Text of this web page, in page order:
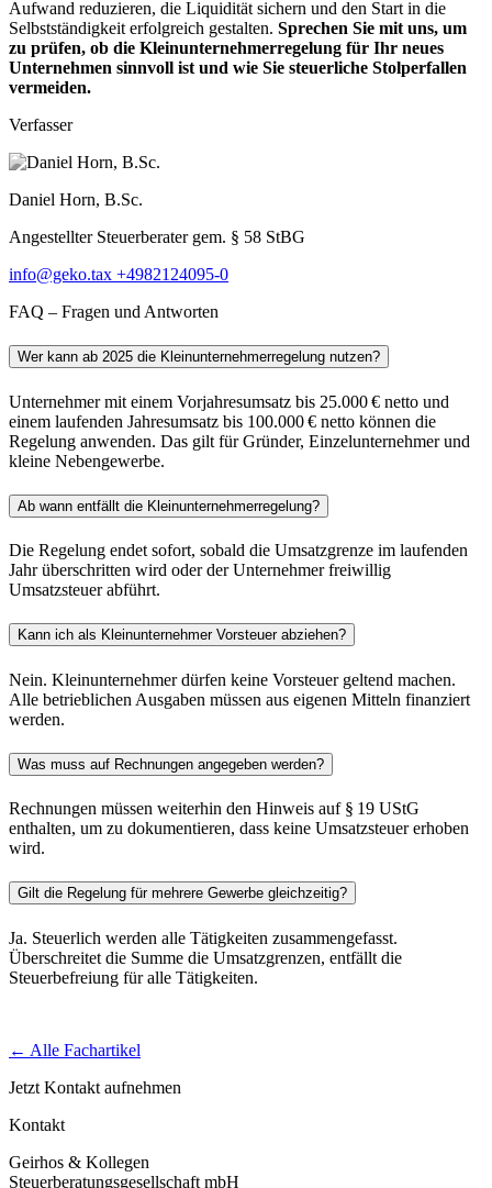
Aufwand reduzieren, die Liquidität sichern und den Start in die
Selbstständigkeit erfolgreich gestalten. Sprechen Sie mit uns, um
zu prüfen, ob die Kleinunternehmerregelung für Ihr neues
Unternehmen sinnvoll ist und wie Sie steuerliche Stolperfallen
vermeiden.
Verfasser
Daniel Horn, B.Sc.
Angestellter Steuerberater gem. § 58 StBG
info@geko.tax +4982124095-0
FAQ – Fragen und Antworten
Wer kann ab 2025 die Kleinunternehmerregelung nutzen?
Unternehmer mit einem Vorjahresumsatz bis 25.000 € netto und
einem laufenden Jahresumsatz bis 100.000 € netto können die
Regelung anwenden. Das gilt für Gründer, Einzelunternehmer und
kleine Nebengewerbe.
Ab wann entfällt die Kleinunternehmerregelung?
Die Regelung endet sofort, sobald die Umsatzgrenze im laufenden
Jahr überschritten wird oder der Unternehmer freiwillig
Umsatzsteuer abführt.
Kann ich als Kleinunternehmer Vorsteuer abziehen?
Nein. Kleinunternehmer dürfen keine Vorsteuer geltend machen.
Alle betrieblichen Ausgaben müssen aus eigenen Mitteln finanziert
werden.
Was muss auf Rechnungen angegeben werden?
Rechnungen müssen weiterhin den Hinweis auf § 19 UStG
enthalten, um zu dokumentieren, dass keine Umsatzsteuer erhoben
wird.
Gilt die Regelung für mehrere Gewerbe gleichzeitig?
Ja. Steuerlich werden alle Tätigkeiten zusammengefasst.
Überschreitet die Summe die Umsatzgrenzen, entfällt die
Steuerbefreiung für alle Tätigkeiten.
← Alle Fachartikel
Jetzt Kontakt aufnehmen
Kontakt
Geirhos & Kollegen
Steuerberatungsgesellschaft mbH